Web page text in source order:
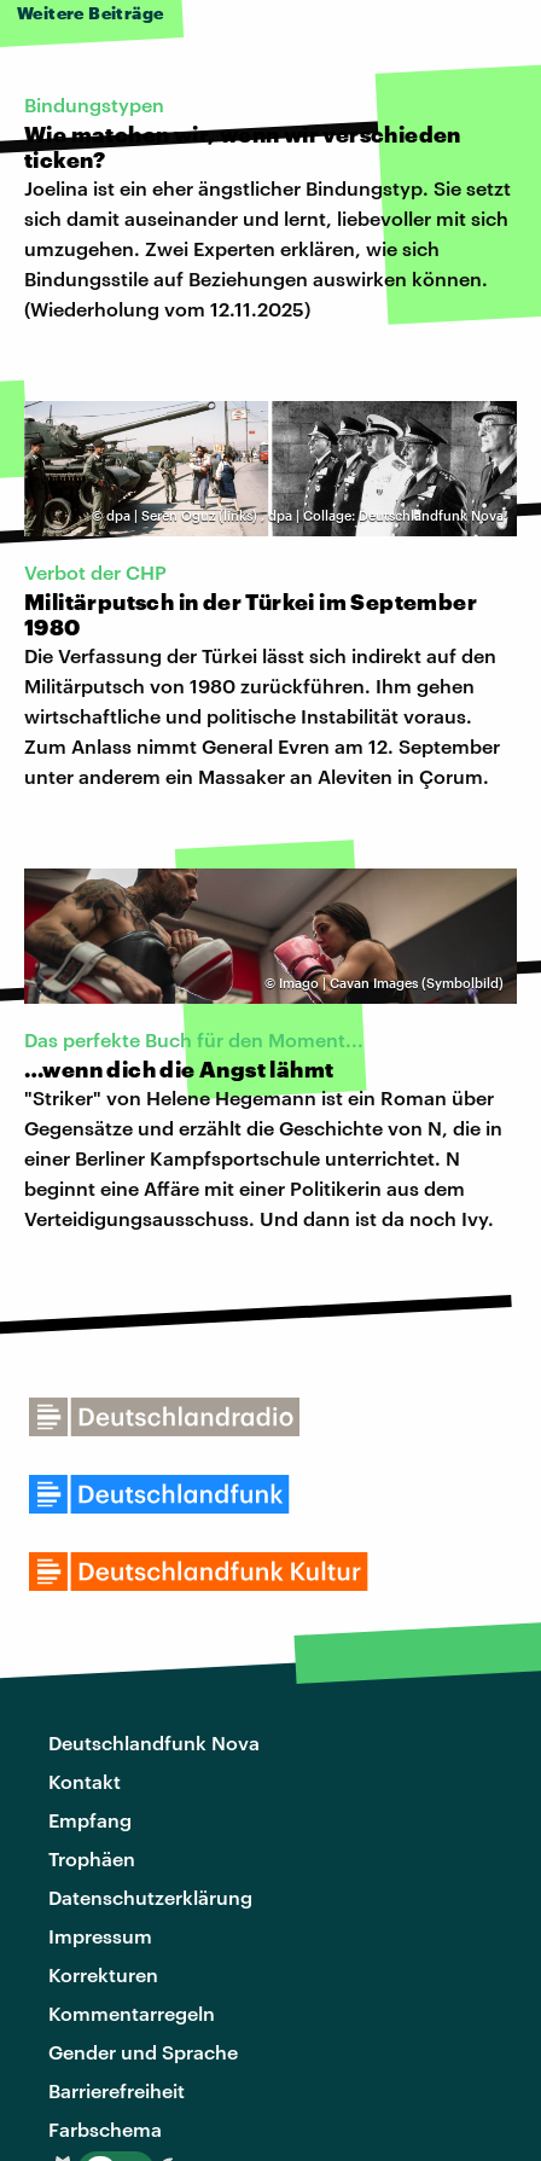
Weitere Beiträge
Bindungstypen
Wie matchen wir, wenn wir verschieden
ticken?
Joelina ist ein eher ängstlicher Bindungstyp. Sie setzt
sich damit auseinander und lernt, liebevoller mit sich
umzugehen. Zwei Experten erklären, wie sich
Bindungsstile auf Beziehungen auswirken können.
(Wiederholung vom 12.11.2025)
©dpa | Seren Oguz (links),dpa | Collage: Deutschlandfunk Nova
Verbot der CHP
Militärputsch in der Türkei im September
1980
Die Verfassung der Türkei lässt sich indirekt auf den
Militärputsch von 1980 zurückführen. Ihm gehen
wirtschaftliche und politische Instabilität voraus.
Zum Anlass nimmt General Evren am 12. September
unter anderem ein Massaker an Aleviten in Çorum.
© Imago | Cavan Images (Symbolbild)
Das perfekte Buch für den Moment...
…wenn dich die Angst lähmt
"Striker" von Helene Hegemann ist ein Roman über
Gegensätze und erzählt die Geschichte von N, die in
einer Berliner Kampfsportschule unterrichtet. N
beginnt eine Affäre mit einer Politikerin aus dem
Verteidigungsausschuss. Und dann ist da noch Ivy.
Deutschlandfunk Nova
Kontakt
Empfang
Trophäen
Datenschutzerklärung
Impressum
Korrekturen
Kommentarregeln
Gender und Sprache
Barrierefreiheit
Farbschema